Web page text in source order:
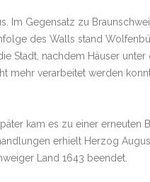
Im Gegensatz zu
des Walls stand
Stadt, nachdem Häuser
mehr verarbeitet werden
kam es zu einer erneuten
erhielt Herzog
Land 1643 beendet.